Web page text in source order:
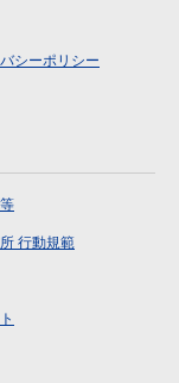
シーポリシー
行動規範